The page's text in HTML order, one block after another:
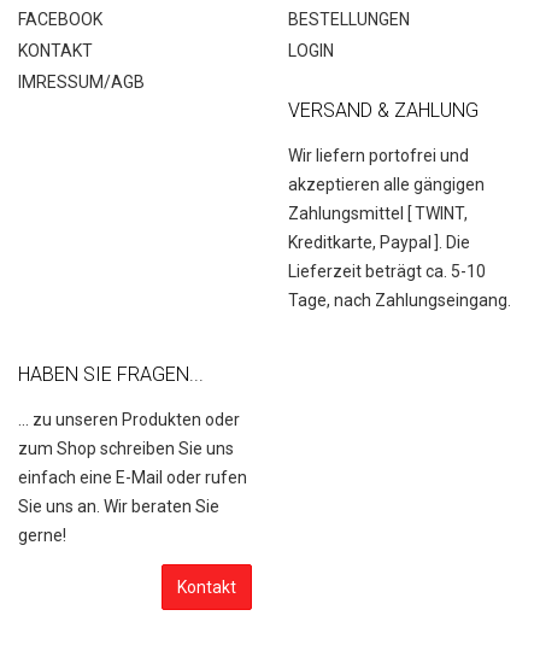
FACEBOOK
KONTAKT
IMRESSUM/AGB
BESTELLUNGEN
LOGIN
VERSAND & ZAHLUNG
Wir liefern portofrei und
akzeptieren alle gängigen
Zahlungsmittel [TWINT,
Kreditkarte, Paypal
]. Die
Lieferzeit beträgt ca. 5-10
Tage, nach Zahlungseingang.
HABEN SIE FRAGEN...
... zu unseren Produkten oder
zum Shop schreiben Sie uns
einfach eine E-Mail oder rufen
Sie uns an. Wir beraten Sie
gerne!
Kontakt